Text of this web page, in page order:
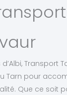
Transport
Tarn pour
Que ce soit